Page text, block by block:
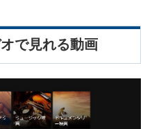
で見れる動画